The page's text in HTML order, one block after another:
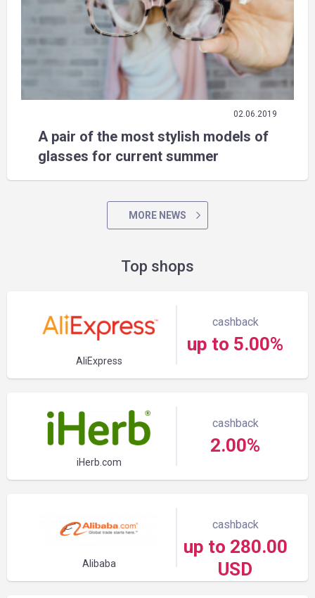
02.06.2019
A pair of the most stylish models of
glasses for current summer
MORE NEWS
Top shops
AliExpress
cashback
up to 5.00%
iHerb.com
cashback
2.00%
Alibaba
cashback
up to 280.00
USD